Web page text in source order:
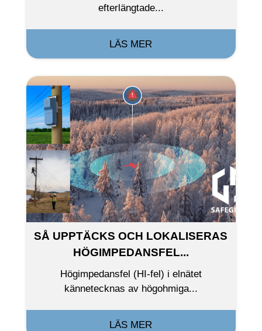
efterlängtade...
LÄS MER
SÅ UPPTÄCKS OCH LOKALISERAS
HÖGIMPEDANSFEL...
Högimpedansfel (HI-fel) i elnätet
kännetecknas av högohmiga...
LÄS MER